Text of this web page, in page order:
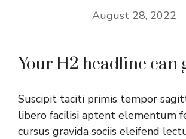
August 28, 2022
Your H2 headline can
Suscipit taciti primis tempor
libero facilisi aptent elementum
cursus gravida sociis eleifend